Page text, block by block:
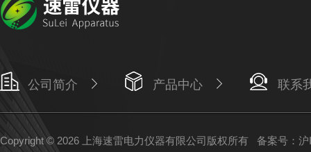
公司简介 产品中心 联系
Copyright © 2026 上海速雷电力仪器有限公司版权所有 备案号：